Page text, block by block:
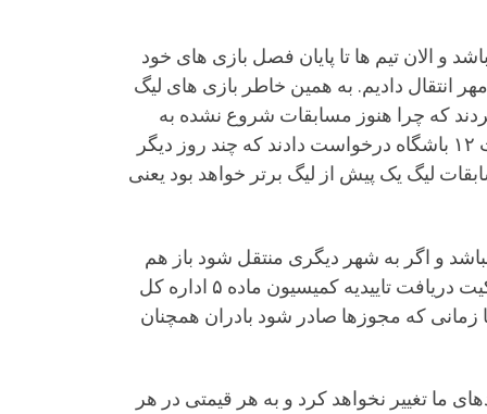
الان تیم ها تا پایان فصل بازی های خود
انتقال دادیم. به همین خاطر بازی های لیگ
کردند که چرا هنوز مسابقات شروع نشده به
تعویق افتاده در صورتی که ایجاد فاصله زیاد میان آغاز لیگ برتر و لیگ یک شرایط را دشوار می کرد. در این مدت ۱۲ باشگاه درخواست دادند که چند روز دیگر
لیگ یک پیش از لیگ برتر خواهد بود یعنی
و اگر به شهر دیگری منتقل شود باز هم
مشکلی ایجاد نشود. درباره انتقال مالکیت باشگاه ۴۰ تا ۵۰ درصد مراحل انجام شده اما شرط انتقال اصلی مالکیت دریافت تاییدیه کمیسیون ماده ۵ اداره کل
زمانی که مجوزها صادر شود بادران همچنان
ما تغییر نخواهد کرد و به هر قیمتی در هر